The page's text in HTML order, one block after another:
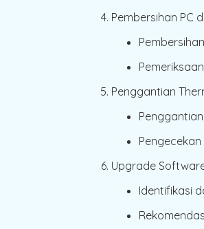
Pembersihan PC
Penggantian
Upgrade
Identifikasi